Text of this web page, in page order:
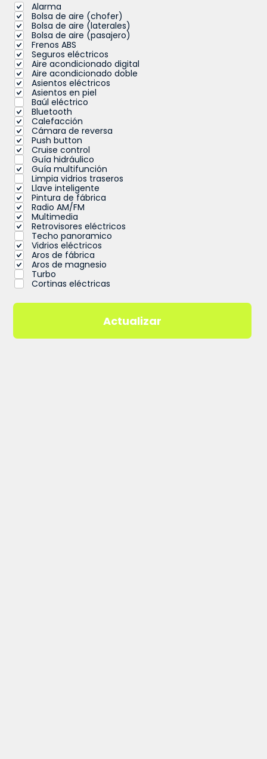
Alarma
Bolsa de aire (chofer)
Bolsa de aire (laterales)
Bolsa de aire (pasajero)
Frenos ABS
Seguros eléctricos
Aire acondicionado digital
Aire acondicionado doble
Asientos eléctricos
Asientos en piel
Baúl eléctrico
Bluetooth
Calefacción
Cámara de reversa
Push button
Cruise control
Guía hidráulico
Guía multifunción
Limpia vidrios traseros
Llave inteligente
Pintura de fábrica
Radio AM/FM
Multimedia
Retrovisores eléctricos
Techo panoramico
Vidrios eléctricos
Aros de fábrica
Aros de magnesio
Turbo
Cortinas eléctricas
Actualizar